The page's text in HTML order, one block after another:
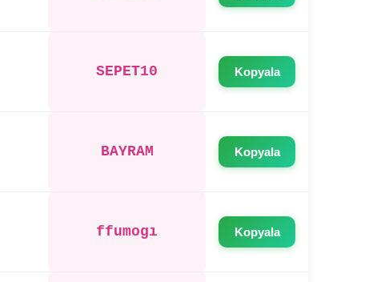
SEPET10 Kopyala
BAYRAM Kopyala
ffumogı Kopyala